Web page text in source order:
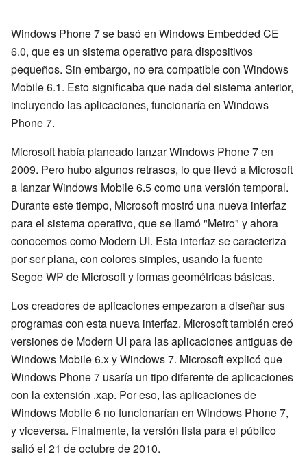
Windows Phone 7 se basó en Windows Embedded CE
6.0, que es un sistema operativo para dispositivos
pequeños. Sin embargo, no era compatible con Windows
Mobile 6.1. Esto significaba que nada del sistema anterior,
incluyendo las aplicaciones, funcionaría en Windows
Phone 7.
Microsoft había planeado lanzar Windows Phone 7 en
2009. Pero hubo algunos retrasos, lo que llevó a Microsoft
a lanzar Windows Mobile 6.5 como una versión temporal.
Durante este tiempo, Microsoft mostró una nueva interfaz
para el sistema operativo, que se llamó "Metro" y ahora
conocemos como Modern UI. Esta interfaz se caracteriza
por ser plana, con colores simples, usando la fuente
Segoe WP de Microsoft y formas geométricas básicas.
Los creadores de aplicaciones empezaron a diseñar sus
programas con esta nueva interfaz. Microsoft también creó
versiones de Modern UI para las aplicaciones antiguas de
Windows Mobile 6.x y Windows 7. Microsoft explicó que
Windows Phone 7 usaría un tipo diferente de aplicaciones
con la extensión .xap. Por eso, las aplicaciones de
Windows Mobile 6 no funcionarían en Windows Phone 7,
y viceversa. Finalmente, la versión lista para el público
salió el 21 de octubre de 2010.